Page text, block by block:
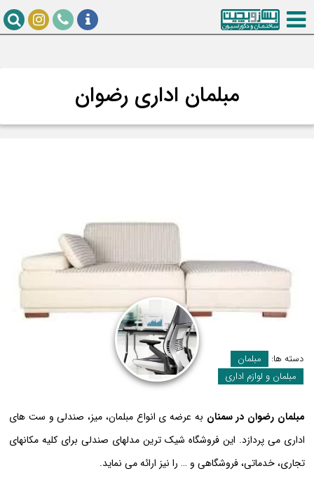
مبلمان اداری رضوان
دسته ها:
مبلمان
مبلمان و لوازم اداری
مبلمان رضوان در سمنانبه عرضه ی انواع مبلمان، میز، صندلی و ست های
اداری می پردازد. این فروشگاه شیک ترین مدلهای صندلی برای کلیه مکانهای
تجاری، خدماتی، فروشگاهی و … را نیز ارائه می نماید.